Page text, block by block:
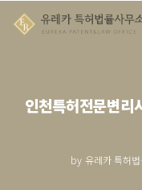
인천특허전문변리
by 유레카 특허